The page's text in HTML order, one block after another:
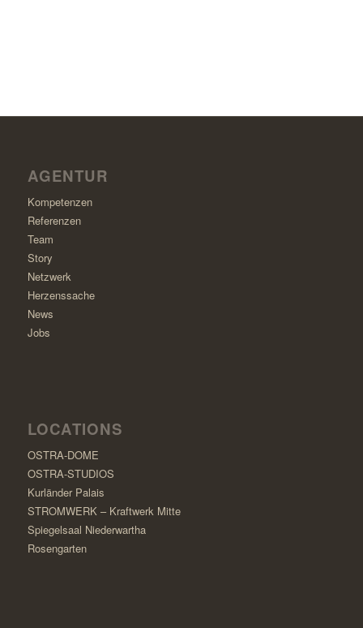
AGENTUR
Kompetenzen
Referenzen
Team
Story
Netzwerk
Herzenssache
News
Jobs
LOCATIONS
OSTRA-DOME
OSTRA-STUDIOS
Kurländer Palais
STROMWERK – Kraftwerk Mitte
Spiegelsaal Niederwartha
Rosengarten